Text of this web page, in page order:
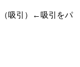
（吸引）←吸引をパ